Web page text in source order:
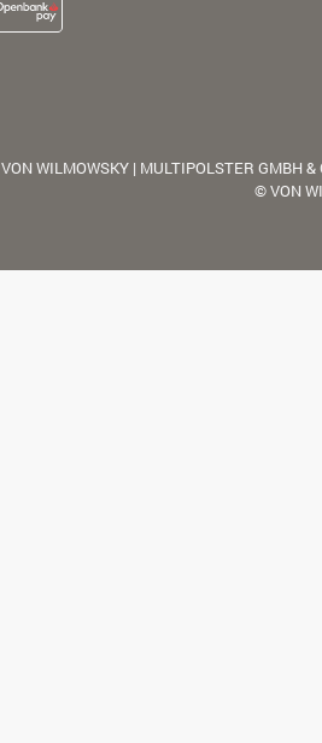
VON WILMOWSKY | MULTIPOLSTER GMBH
© VON